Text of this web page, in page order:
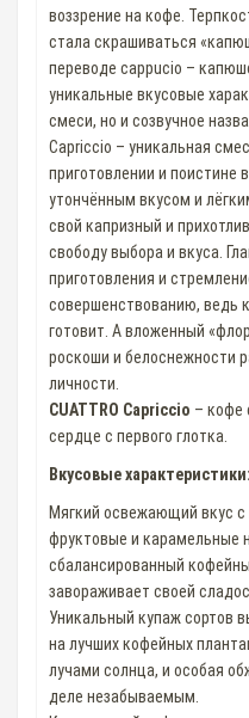
воззрение на кофе.
стала скрашиваться
переводе cappucio –
уникальные вкусовые
смеси, но и созвучное
Capriccio – уникальная
приготовлении и поистине
утончённым вкусом и
свой капризный и
свободу выбора и вкуса.
приготовления и
совершенствованию, ведь
готовит. А вложенный
роскоши и белоснежности
личности.
CUATTRO Capriccio – кофе
сердце с первого глотка.
Вкусовые характеристики:
Мягкий освежающий вкус
фруктовые и карамельные
сбалансированный
завораживает своей
Уникальный купаж сортов
на лучших кофейных
лучами солнца, и особая
деле незабываемым.